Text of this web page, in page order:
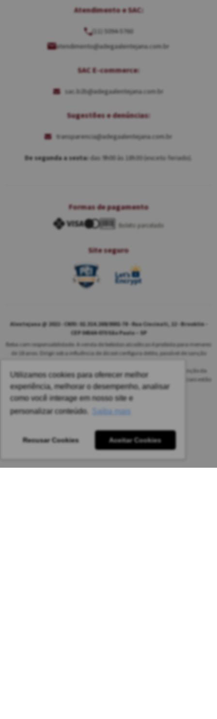
Utilizamos cookies para oferecer melhor
experiência, melhorar o desempenho, analisar
como você interage em nosso site e
personalizar conteúdo.
Saiba mais
Recusar Cookies Aceitar Cookies
Atendimento e SAC:
(11) 5094-5760
atendimento@adegaalentejana.com.br
SAC E-commerce:
sac.b2b@adegaalentejana.com.br
Sugestões e denúncias:
transparencia@adegaalentejana.com.br
De segunda a sexta: das 9h00 às 18h30 (exceto feriado).
Formas de pagamento
Boleto parcelado
Site seguro
Alentejana @ 2022 - CNPJ: 02.314.269/0001-78 - Rua Cincinati, 12 - Brooklin -
CEP 04564-070 São Paulo – SP
Beba com responsabilidade. A venda de bebidas alcoólicas é proibida para menores
de 18 anos. Dirigir sob a influência de álcool configura delito, passível de sanção
As safras dos vinhos poderão ser diferentes das informadas no site em função da
disponibilidade do nosso estoque. Alteração de preços e condições comerciais estão
sujeitas a alteração sem aviso prévio.
Pedido mínimo: R$ 1.650,00 para todas as regiões.
Imagens meramente ilustrativas.